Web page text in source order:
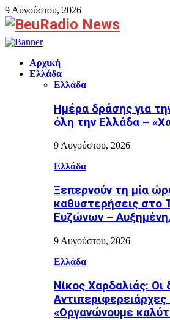
9 Αυγούστου, 2026
Facebook
Αρχική
Ελλάδα
Ελλάδα
Ημέρα δράσης για
όλη την Ελλάδα –
9 Αυγούστου, 2026
Ελλάδα
Ξεπερνούν τη μία
καθυστερήσεις στο
Ευζώνων –
9 Αυγούστου, 2026
Ελλάδα
Νίκος Χαρδαλιάς: Οι
«Οργανώνουμε